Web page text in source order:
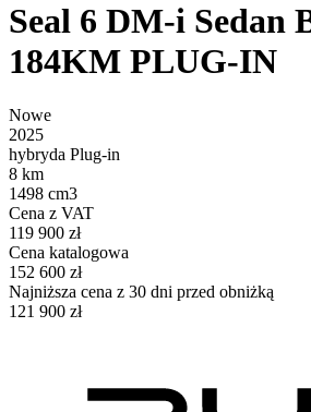
Seal 6 DM-i Sedan
184KM PLUG-IN
Nowe
2025
hybryda Plug-in
8 km
1498 cm3
Cena z VAT
119 900 zł
Cena katalogowa
152 600 zł
Najniższa cena z 30 dni przed obniżką
121 900 zł